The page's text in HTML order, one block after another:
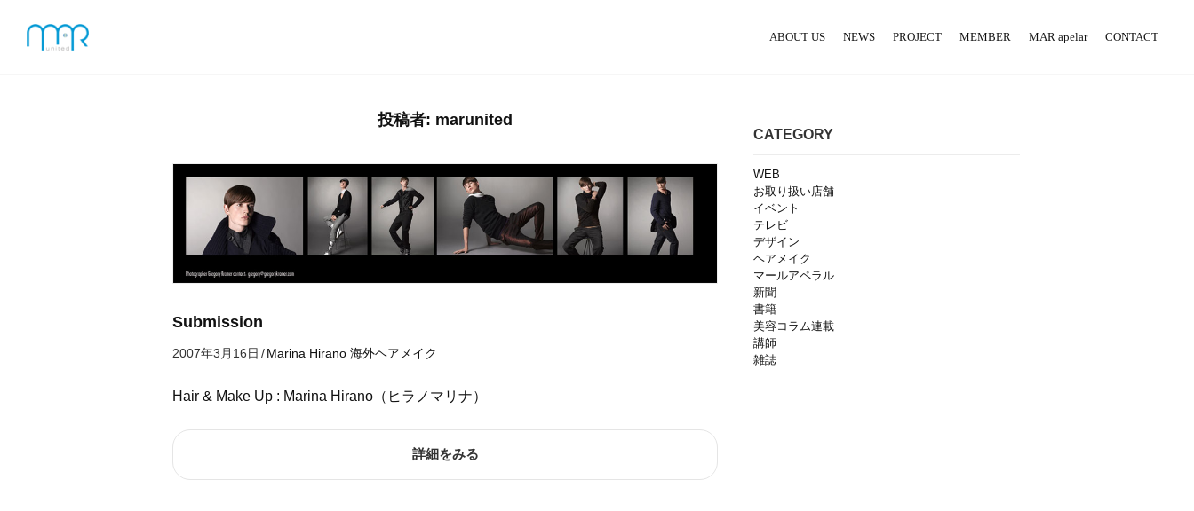
ABOUT US NEWS PROJECT MEMBER MAR apelar CONTACT
投稿者: marunited
Submission
2007年3月16日 /Marina Hirano 海外ヘアメイク
Hair & Make Up : Marina Hirano（ヒラノマリナ）
詳細をみる
CATEGORY
WEB
お取り扱い店舗
イベント
テレビ
デザイン
ヘアメイク
マールアペラル
新聞
書籍
美容コラム連載
講師
雑誌